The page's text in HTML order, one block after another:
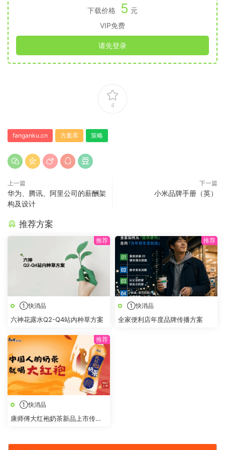
下载价格 5 元
VIP免费
请先登录
4
fanganku.cn 方案库 策略
上一篇
华为、腾讯、阿里公司的薪酬架
构及设计
下一篇
小米品牌手册（英）
推荐方案
①快消品
六神花露水Q2-Q4站内种草方案
①快消品
全家便利店年度品牌传播方案
①快消品
康师傅大红袍奶茶新品上市传播